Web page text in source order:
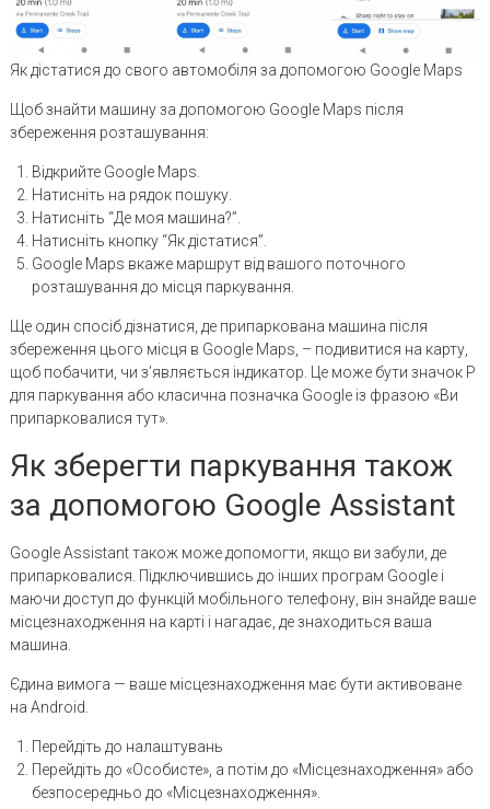
Як дістатися до свого автомобіля за допомогою Google Maps
Щоб знайти машину за допомогою Google Maps після
збереження розташування:
Відкрийте Google Maps.
Натисніть на рядок пошуку.
Натисніть “Де моя машина?”.
Натисніть кнопку “Як дістатися”.
Google Maps вкаже маршрут від вашого поточного
розташування до місця паркування.
Ще один спосіб дізнатися, де припаркована машина після
збереження цього місця в Google Maps, – подивитися на карту,
щоб побачити, чи з’являється індикатор. Це може бути значок P
для паркування або класична позначка Google із фразою «Ви
припарковалися тут».
Як зберегти паркування також
за допомогою Google Assistant
Google Assistant також може допомогти, якщо ви забули, де
припарковалися. Підключившись до інших програм Google і
маючи доступ до функцій мобільного телефону, він знайде ваше
місцезнаходження на карті і нагадає, де знаходиться ваша
машина.
Єдина вимога — ваше місцезнаходження має бути активоване
на Android.
Перейдіть до налаштувань
Перейдіть до «Особисте», а потім до «Місцезнаходження» або
безпосередньо до «Місцезнаходження».